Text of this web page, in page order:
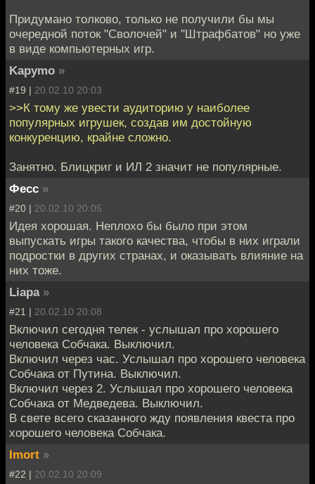
Придумано толково, только не получили бы мы
очередной поток "Сволочей" и "Штрафбатов" но уже
в виде компьютерных игр.
Kapymo »
#19 | 20.02.10 20:03
>>К тому же увести аудиторию у наиболее
популярных игрушек, создав им достойную
конкуренцию, крайне сложно.
Занятно. Блицкриг и ИЛ 2 значит не популярные.
Фесс »
#20 | 20.02.10 20:05
Идея хорошая. Неплохо бы было при этом
выпускать игры такого качества, чтобы в них играли
подростки в других странах, и оказывать влияние на
них тоже.
Liapa »
#21 | 20.02.10 20:08
Включил сегодня телек - услышал про хорошего
человека Собчака. Выключил.
Включил через час. Услышал про хорошего человека
Собчака от Путина. Выключил.
Включил через 2. Услышал про хорошего человека
Собчака от Медведева. Выключил.
В свете всего сказанного жду появления квеста про
хорошего человека Собчака.
Imort »
#22 | 20.02.10 20:09